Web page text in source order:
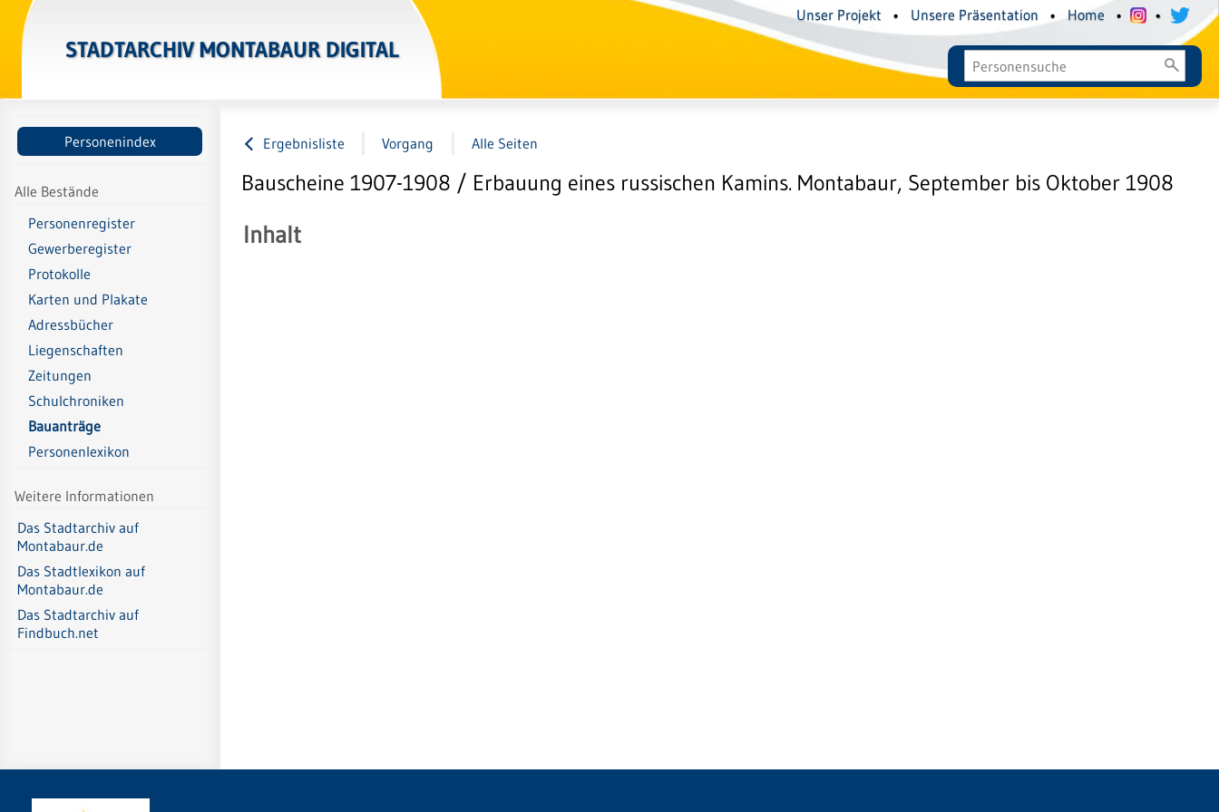
STADTARCHIV MONTABAUR DIGITAL
Unser Projekt • Unsere Präsentation • Home • •
Personenindex
Alle Bestände
Personenregister
Gewerberegister
Protokolle
Karten und Plakate
Adressbücher
Liegenschaften
Zeitungen
Schulchroniken
Bauanträge
Personenlexikon
Weitere Informationen
Das Stadtarchiv auf
Montabaur.de
Das Stadtlexikon auf
Montabaur.de
Das Stadtarchiv auf
Findbuch.net
Ergebnisliste Vorgang Alle Seiten
Bauscheine 1907-1908 / Erbauung eines russischen Kamins. Montabaur, September bis Oktober 1908
Inhalt